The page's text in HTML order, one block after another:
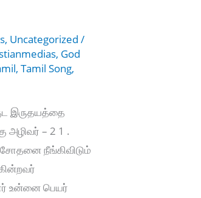
, Uncategorized /
, God
,Tamil Song,
இருதயத்தை
அழிவர் – 2 1 .
நீங்கிவிடும்
உன்னை பெயர்